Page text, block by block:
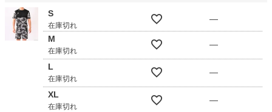
S
在庫切れ
—
M
在庫切れ
—
L
在庫切れ
—
XL
在庫切れ
—